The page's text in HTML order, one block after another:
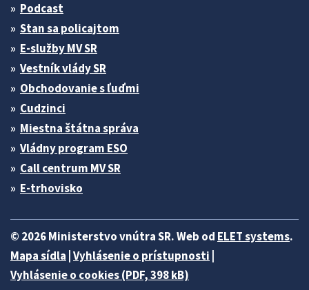
Podcast
Stan sa policajtom
E-služby MV SR
Vestník vlády SR
Obchodovanie s ľuďmi
Cudzinci
Miestna štátna správa
Vládny program ESO
Call centrum MV SR
E-trhovisko
© 2026 Ministerstvo vnútra SR. Web od ELET systems.
Mapa sídla Vyhlásenie o prístupnosti
Vyhlásenie o cookies (PDF, 398 kB)